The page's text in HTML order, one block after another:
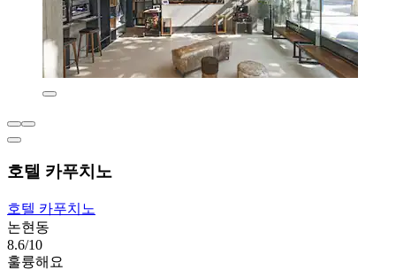
호텔 카푸치노
호텔 카푸치노
논현동
8.6/10
훌륭해요